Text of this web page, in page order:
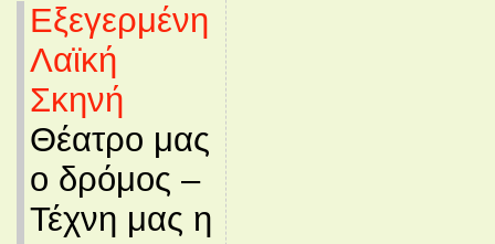
Εξεγερμένη
Λαϊκή
Σκηνή
Θέατρο μας
ο δρόμος –
Τέχνη μας η